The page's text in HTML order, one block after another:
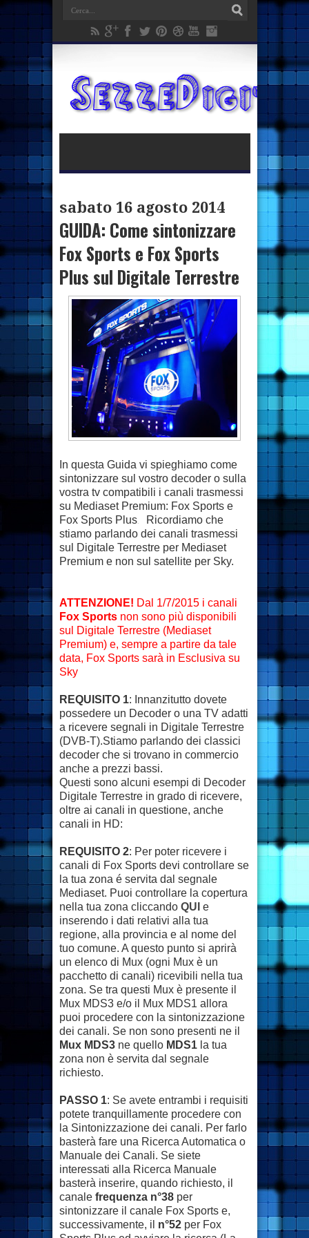
sabato 16 agosto 2014
GUIDA: Come sintonizzare
Fox Sports e Fox Sports
Plus sul Digitale Terrestre
In questa Guida vi spieghiamo come
sintonizzare sul vostro decoder o sulla
vostra tv compatibili i canali trasmessi
su Mediaset Premium: Fox Sports e
Fox Sports Plus.
Ricordiamo che
stiamo parlando dei canali trasmessi
sul Digitale Terrestre per Mediaset
Premium e non sul satellite per Sky.
ATTENZIONE! Dal 1/7/2015 i canali
Fox Sportsnon sono più disponibili
sul Digitale Terrestre (Mediaset
Premium) e, sempre a partire da tale
data, Fox Sports sarà in Esclusiva su
Sky
REQUISITO 1: Innanzitutto dovete
possedere un Decoder o una TV adatti
a ricevere segnali in Digitale Terrestre
(DVB-T).Stiamo parlando dei classici
decoder che si trovano in commercio
anche a prezzi bassi.
Questi sono alcuni esempi di Decoder
Digitale Terrestre in grado di ricevere,
oltre ai canali in questione, anche
canali in HD:
REQUISITO 2: Per poter ricevere i
canali di Fox Sports devi controllare se
la tua zona é servita dal segnale
Mediaset. Puoi controllare la copertura
nella tua zona cliccando QUI e
inserendo i dati relativi alla tua
regione, alla provincia e al nome del
tuo comune. A questo punto si aprirà
un elenco di Mux (ogni Mux è un
pacchetto di canali) ricevibili nella tua
zona. Se tra questi Mux è presente il
Mux MDS3 e/o il Mux MDS1 allora
puoi procedere con la sintonizzazione
dei canali. Se non sono presenti ne il
Mux MDS3ne quello MDS1la tua
zona non è servita dal segnale
richiesto.
PASSO 1: Se avete entrambi i requisiti
potete tranquillamente procedere con
la Sintonizzazione dei canali. Per farlo
basterà fare una Ricerca Automatica o
Manuale dei Canali. Se siete
interessati alla Ricerca Manuale
basterà inserire, quando richiesto, il
canale frequenza n°38per
sintonizzare il canale Fox Sports e,
successivamente, il n°52 per Fox